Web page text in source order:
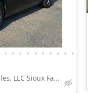
• • • • • • • • • •
T & L Auto Sales, LLC Sioux Falls